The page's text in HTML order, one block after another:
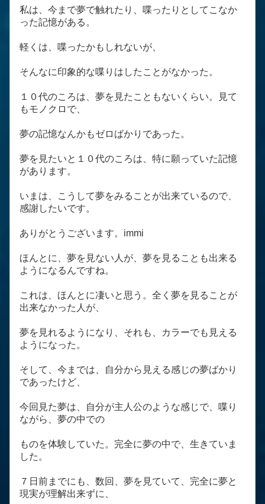
私は、今まで夢で触れたり、喋ったりとしてこなか
った記憶がある。
軽くは、喋ったかもしれないが、
そんなに印象的な喋りはしたことがなかった。
１０代のころは、夢を見たこともないくらい。見て
もモノクロで、
夢の記憶なんかもゼロばかりであった。
夢を見たいと１０代のころは、特に願っていた記憶
があります。
いまは、こうして夢をみることが出来ているので、
感謝したいです。
ありがとうございます。immi
ほんとに、夢を見ない人が、夢を見ることも出来る
ようになるんですね。
これは、ほんとに凄いと思う。全く夢を見ることが
出来なかった人が、
夢を見れるようになり、それも、カラーでも見える
ようになった。
そして、今までは、自分から見える感じの夢ばかり
であったけど、
今回見た夢は、自分が主人公のような感じで、喋り
ながら、夢の中での
ものを体験していた。完全に夢の中で、生きていま
した。
７日前までにも、数回、夢を見ていて、完全に夢と
現実が理解出来ずに、